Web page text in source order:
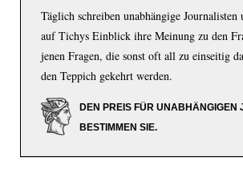
Täglich schreiben unabhängige Journalisten
auf Tichys Einblick ihre Meinung zu den
jenen Fragen, die sonst oft all zu einseitig
den Teppich gekehrt werden.
DEN PREIS FÜR UNABHÄNGIGEN
BESTIMMEN SIE.